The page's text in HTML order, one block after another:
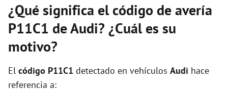
¿Qué significa el código de avería
P11C1 de Audi? ¿Cuál es su
motivo?
El código P11C1 detectado en vehículos Audi hace
referencia a: